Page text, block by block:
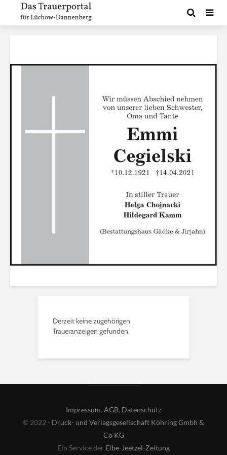
Derzeit keine zugehörigen
Traueranzeigen gefunden.
Impressum, AGB, Datenschutz
© 2022 - Druck- und Verlagsgesellschaft Köhring Gmbh &
Co KG
Ein Service der Elbe-Jeetzel-Zeitung